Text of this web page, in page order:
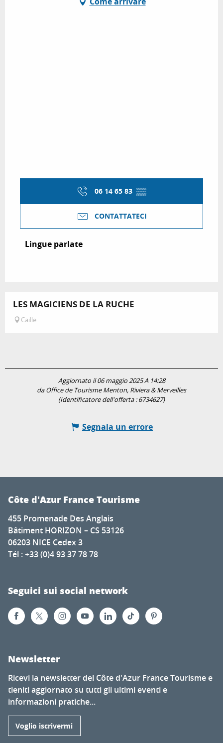
06 14 65 83 ▒▒
CONTATTATECI
Lingue parlate
Lingue parlate
LES MAGICIENS DE LA RUCHE
Caille
Aggiornato il 06 maggio 2025 A 14:28
da Office de Tourisme Menton, Riviera & Merveilles
(Identificatore dell'offerta :6734627)
Segnala un errore
Côte d'Azur France Tourisme
455 Promenade Des Anglais
Bâtiment HORIZON – CS 53126
06203 NICE Cedex 3
Tél : +33 (0)4 93 37 78 78
Seguici sui social network
Newsletter
Ricevi la newsletter del Côte d'Azur France Tourisme e
tieniti aggiornato su tutti gli ultimi eventi e
informazioni pratiche...
Voglio iscrivermi